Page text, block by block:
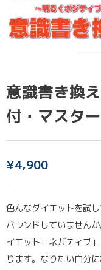
意識書き換
付・マスタ
¥4,900
色んなダイエットを試
バウンドしていません
イエット＝ネガティブ
ります。なりたい自分